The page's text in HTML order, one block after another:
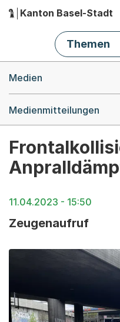
Hauptnavigation
Kanton Basel-Stadt
Themen
Medien
Medienmitteilungen
11.04.2023 - 15:50
Zeugenaufruf